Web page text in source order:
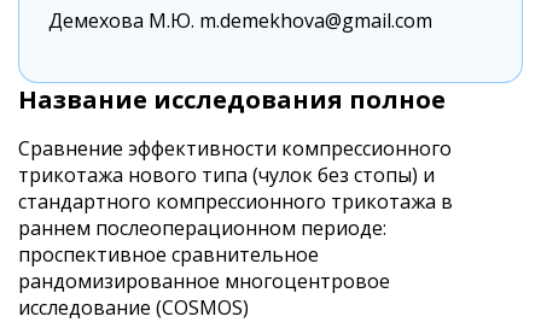
Демехова М.Ю. m.demekhova@gmail.com
Название исследования полное
Сравнение эффективности компрессионного
трикотажа нового типа (чулок без стопы) и
стандартного компрессионного трикотажа в
раннем послеоперационном периоде:
проспективное сравнительное
рандомизированное многоцентровое
исследование (COSMOS)